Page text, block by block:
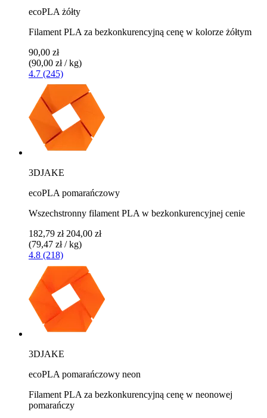
ecoPLA żółty
Filament PLA za bezkonkurencyjną cenę w kolorze żółtym
90,00 zł
(90,00 zł / kg)
4.7 (245)
3DJAKE
ecoPLA pomarańczowy
Wszechstronny filament PLA w bezkonkurencyjnej cenie
182,79 zł 204,00 zł
(79,47 zł / kg)
4.8 (218)
3DJAKE
ecoPLA pomarańczowy neon
Filament PLA za bezkonkurencyjną cenę w neonowej
pomarańczy